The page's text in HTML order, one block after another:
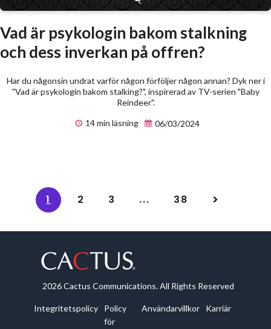
Vad är psykologin bakom stalkning
och dess inverkan på offren?
Har du någonsin undrat varför någon förföljer någon annan? Dyk ner i
"Vad är psykologin bakom stalking?", inspirerad av TV-serien "Baby
Reindeer".
14 min läsning
06/03/2024
1 2 3 ... 38
2026 Cactus Communications. All Rights Reserved
Integritetspolicy
Policy
för
Användarvillkor Karriär